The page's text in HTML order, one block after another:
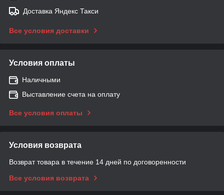
Доставка Яндекс Такси
Все условия доставки
Условия оплаты
Наличными
Выставление счета на оплату
Все условия оплаты
Условия возврата
Возврат товара в течение 14 дней по договоренности
Все условия возврата